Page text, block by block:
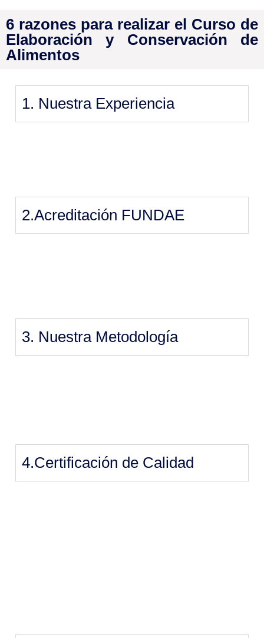
6 razones para realizar el Curso de
Elaboración y Conservación de
Alimentos
1. Nuestra Experiencia
2.Acreditación FUNDAE
3. Nuestra Metodología
4.Certificación de Calidad